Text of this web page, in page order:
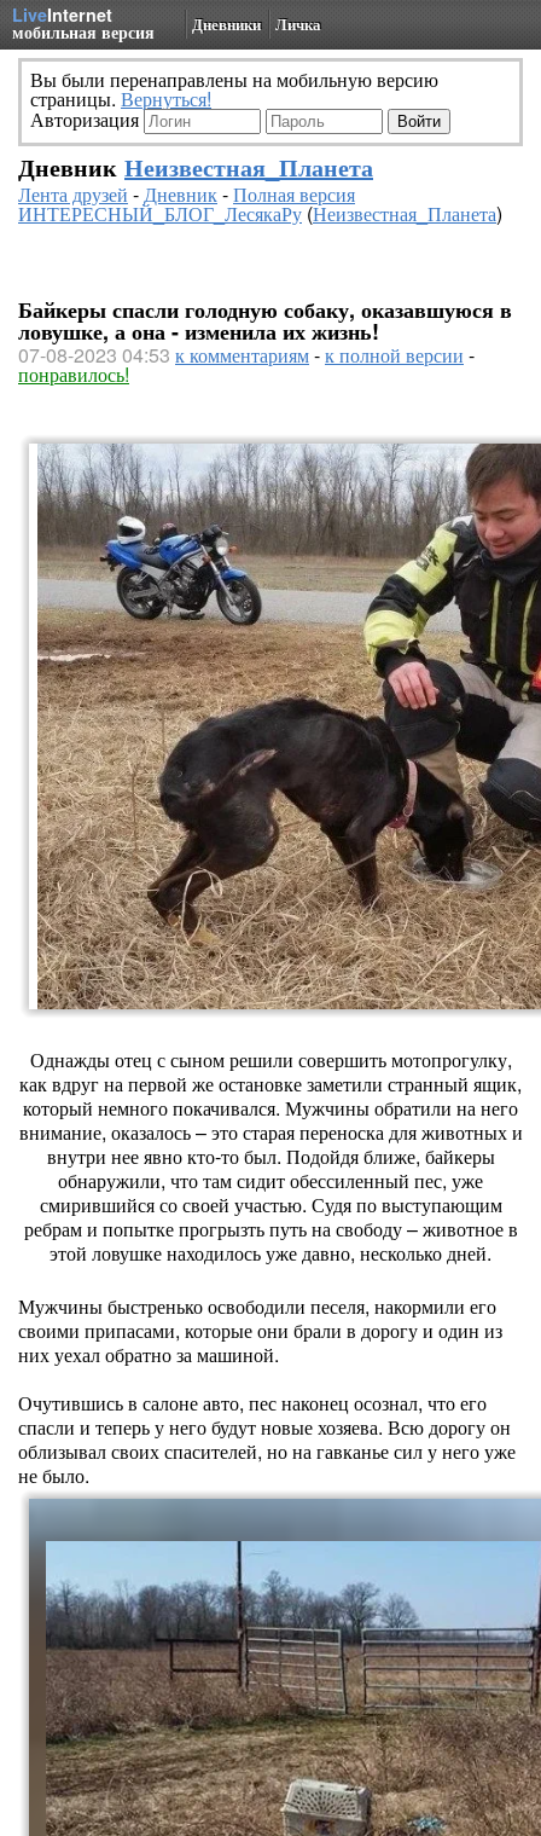
LiveInternet
мобильная версия Дневники Личка
Вы были перенаправлены на мобильную версию
страницы. Вернуться!
Авторизация
Дневник Неизвестная_Планета
Лента друзей -Дневник-Полная версия
ИНТЕРЕСНЫЙ_БЛОГ_ЛесякаРу(Неизвестная_Планета)
Байкеры спасли голодную собаку, оказавшуюся в
ловушке, а она - изменила их жизнь!
07-08-2023 04:53 к комментариям-к полной версии -
понравилось!
Однажды отец с сыном решили совершить мотопрогулку,
как вдруг на первой же остановке заметили странный ящик,
который немного покачивался. Мужчины обратили на него
внимание, оказалось – это старая переноска для животных и
внутри нее явно кто-то был. Подойдя ближе, байкеры
обнаружили, что там сидит обессиленный пес, уже
смирившийся со своей участью. Судя по выступающим
ребрам и попытке прогрызть путь на свободу – животное в
этой ловушке находилось уже давно, несколько дней.
Мужчины быстренько освободили песеля, накормили его
своими припасами, которые они брали в дорогу и один из
них уехал обратно за машиной.
Очутившись в салоне авто, пес наконец осознал, что его
спасли и теперь у него будут новые хозяева. Всю дорогу он
облизывал своих спасителей, но на гавканье сил у него уже
не было.